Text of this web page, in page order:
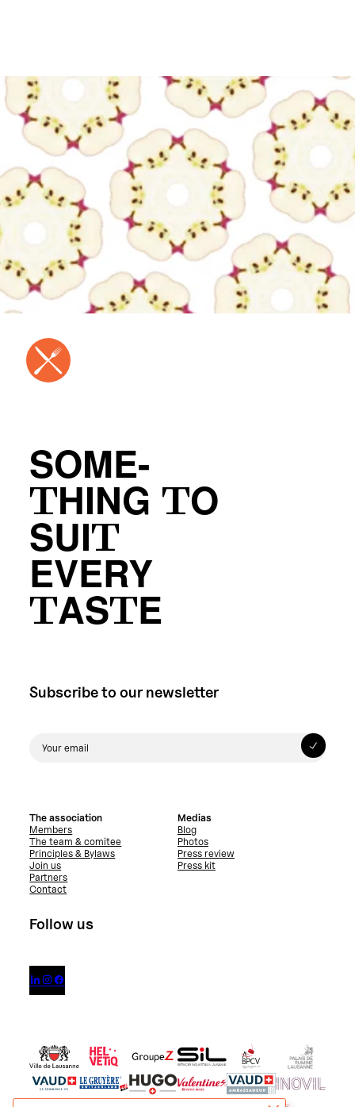
SOME-
THING TO
SUIT
EVERY
TASTE
Subscribe to our newsletter
The association
Members
The team & comitee
Principles & Bylaws
Join us
Partners
Contact
Medias
Blog
Photos
Press review
Press kit
Follow us
  